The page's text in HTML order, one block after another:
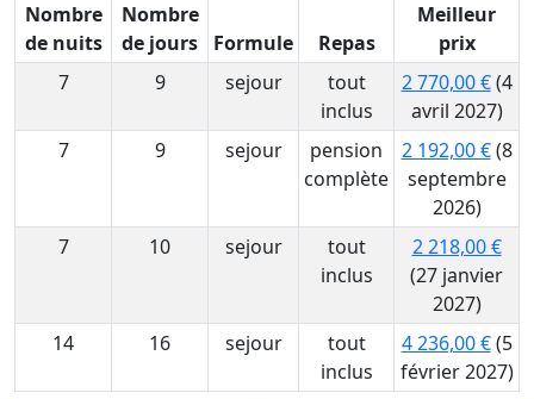
Nombre
de nuits
Nombre
de jours
Formule Repas
Meilleur
prix
7
9 sejour
tout
inclus
2 770,00 €(4
avril 2027)
7
9 sejour
pension
complète
2 192,00 €(8
septembre
2026)
7
10 sejour
tout
inclus
2 218,00 €
(27 janvier
2027)
14
16 sejour
tout
inclus
4 236,00 €(5
février 2027)